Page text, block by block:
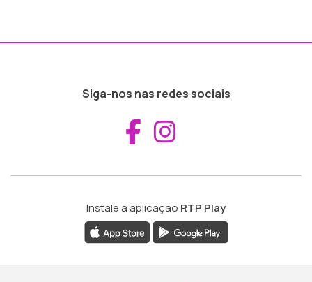
Siga-nos nas redes sociais
Aceder ao
Instale a aplicação RTP Play